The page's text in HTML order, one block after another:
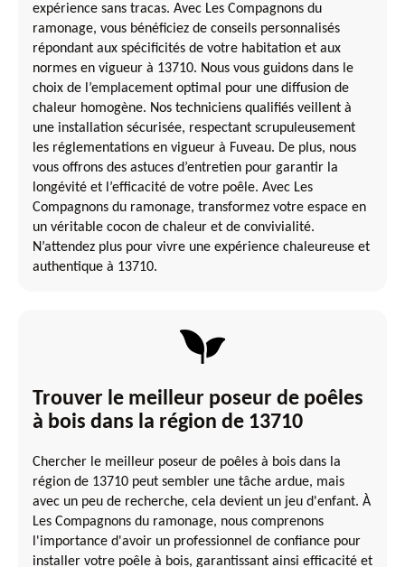
expérience sans tracas. Avec Les Compagnons du
ramonage, vous bénéficiez de conseils personnalisés
répondant aux spécificités de votre habitation et aux
normes en vigueur à 13710. Nous vous guidons dans le
choix de l’emplacement optimal pour une diffusion de
chaleur homogène. Nos techniciens qualifiés veillent à
une installation sécurisée, respectant scrupuleusement
les réglementations en vigueur à Fuveau. De plus, nous
vous offrons des astuces d’entretien pour garantir la
longévité et l’efficacité de votre poêle. Avec Les
Compagnons du ramonage, transformez votre espace en
un véritable cocon de chaleur et de convivialité.
N’attendez plus pour vivre une expérience chaleureuse et
authentique à 13710.
Trouver le meilleur poseur de poêles
à bois dans la région de 13710
Chercher le meilleur poseur de poêles à bois dans la
région de 13710 peut sembler une tâche ardue, mais
avec un peu de recherche, cela devient un jeu d'enfant. À
Les Compagnons du ramonage, nous comprenons
l'importance d'avoir un professionnel de confiance pour
installer votre poêle à bois, garantissant ainsi efficacité et